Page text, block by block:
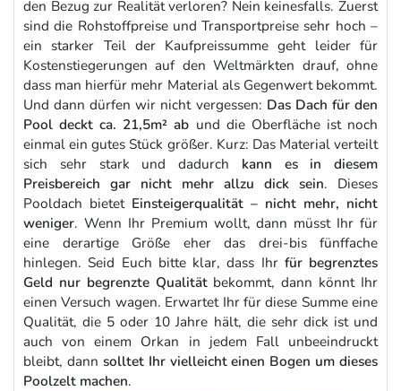
den Bezug zur Realität verloren? Nein keinesfalls. Zuerst
sind die Rohstoffpreise und Transportpreise sehr hoch –
ein starker Teil der Kaufpreissumme geht leider für
Kostenstiegerungen auf den Weltmärkten drauf, ohne
dass man hierfür mehr Material als Gegenwert bekommt.
Und dann dürfen wir nicht vergessen: Das Dach für den
Pool deckt ca. 21,5m² ab und die Oberfläche ist noch
einmal ein gutes Stück größer. Kurz: Das Material verteilt
sich sehr stark und dadurch kann es in diesem
Preisbereich gar nicht mehr allzu dick sein. Dieses
Pooldach bietetEinsteigerqualität – nicht mehr, nicht
weniger. Wenn Ihr Premium wollt, dann müsst Ihr für
eine derartige Größe eher das drei-bis fünffache
hinlegen. Seid Euch bitte klar, dass Ihrfür begrenztes
Geld nur begrenzte Qualitätbekommt, dann könnt Ihr
einen Versuch wagen. Erwartet Ihr für diese Summe eine
Qualität, die 5 oder 10 Jahre hält, die sehr dick ist und
auch von einem Orkan in jedem Fall unbeeindruckt
bleibt, dann solltet Ihr vielleicht einen Bogen um dieses
Poolzelt machen.